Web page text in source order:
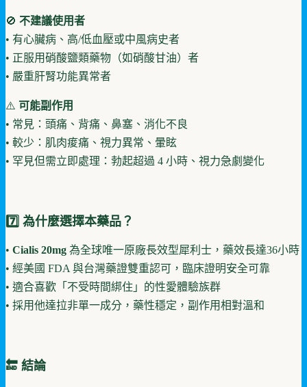
🚫 不建議使用者
• 有心臟病、高/低血壓或中風病史者
• 正服用硝酸鹽類藥物（如硝酸甘油）者
• 嚴重肝腎功能異常者
⚠️ 可能副作用
• 常見：頭痛、背痛、鼻塞、消化不良
• 較少：肌肉痠痛、視力異常、暈眩
• 罕見但需立即處理：勃起超過 4 小時、視力急劇變化
7️⃣ 為什麼選擇本藥品？
• Cialis 20mg 為全球唯一原廠長效型犀利士，藥效長達36小時
• 經美國 FDA 與台灣藥證雙重認可，臨床證明安全可靠
• 適合喜歡「不受時間綁住」的性愛體驗族群
• 採用他達拉非單一成分，藥性穩定，副作用相對溫和
🔚 結論